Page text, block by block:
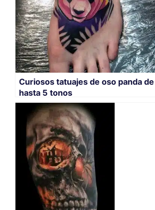
Curiosos tatuajes de oso panda de
hasta 5 tonos